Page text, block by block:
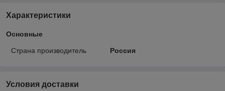
Характеристики
Основные
Страна производитель Россия
Условия доставки